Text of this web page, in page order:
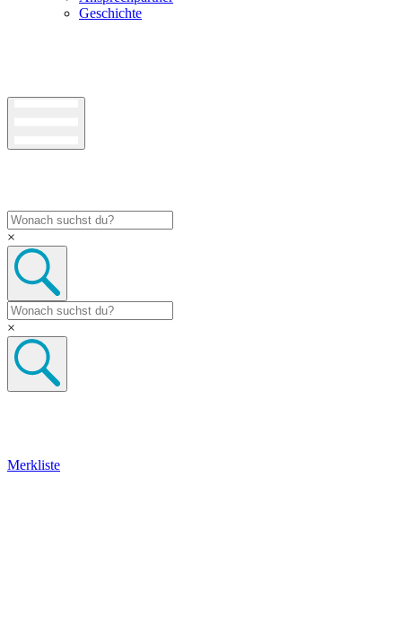
Geschichte
×
×
Merkliste